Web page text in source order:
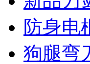
防身电
狗腿弯